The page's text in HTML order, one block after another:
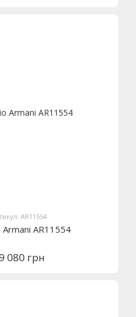
AR11554
Armani AR11554
080 грн